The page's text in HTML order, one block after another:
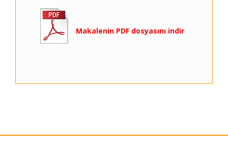
Makalenin PDF dosyasını indir